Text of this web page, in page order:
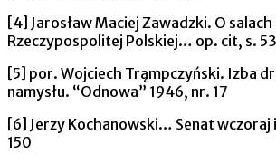
[4] Jarosław Maciej Zawadzki. O salach
Rzeczypospolitej Polskiej… op. cit, s.
[5] por. Wojciech Trąmpczyński. Izba
namysłu. “Odnowa” 1946, nr. 17
[6] Jerzy Kochanowski… Senat
150